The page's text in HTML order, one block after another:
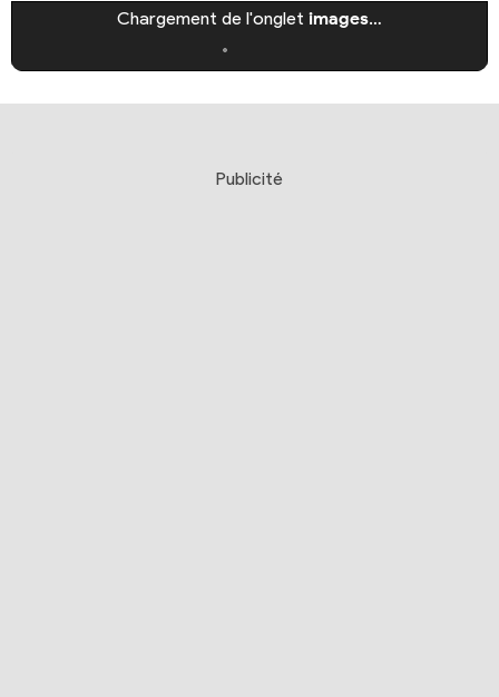
Chargement de l'onglet images…
Publicité